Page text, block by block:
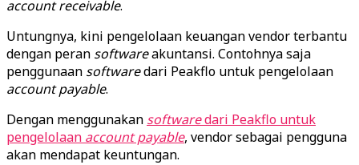
account receivable.
Untungnya, kini pengelolaan keuangan vendor terbantu
dengan peran softwareakuntansi. Contohnya saja
penggunaan softwaredari Peakflo untuk pengelolaan
account payable.
Dengan menggunakan softwaredari Peakflo untuk
pengelolaan account payable, vendor sebagai pengguna
akan mendapat keuntungan.